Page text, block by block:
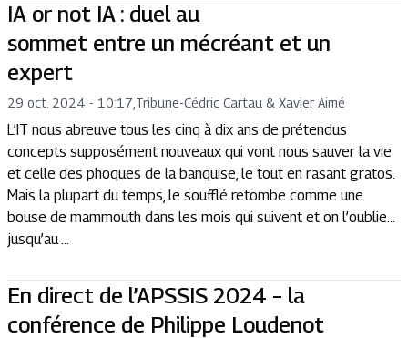
IA or not IA : duel au
sommet entre un mécréant et un
expert
29 oct. 2024 - 10:17 Tribune-Cédric Cartau & Xavier Aimé
L’IT nous abreuve tous les cinq à dix ans de prétendus
concepts supposément nouveaux qui vont nous sauver la vie
et celle des phoques de la banquise, le tout en rasant gratos.
Mais la plupart du temps, le soufflé retombe comme une
bouse de mammouth dans les mois qui suivent et on l’oublie…
jusqu’au ...
En direct de l’APSSIS 2024 – la
conférence de Philippe Loudenot